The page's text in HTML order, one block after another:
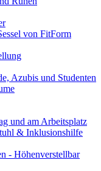
von FitForm
Azubis und Studenten
und am Arbeitsplatz
& Inklusionshilfe
- Höhenverstellbar